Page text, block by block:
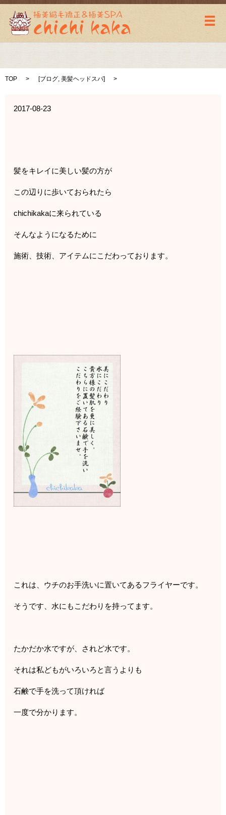
メ
TOP [ブログ, 美髪ヘッドスパ]
2017-08-23
髪をキレイに美しい髪の方が
この辺りに歩いておられたら
chichikakaに来られている
そんなようになるために
施術、技術、アイテムにこだわっております。
これは、ウチのお手洗いに置いてあるフライヤーです。
そうです、水にもこだわりを持ってます。
たかだか水ですが、されど水です。
それは私どもがいろいろと言うよりも
石鹸で手を洗って頂ければ
一度で分かります。